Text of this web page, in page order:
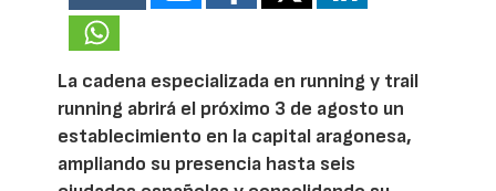
La cadena especializada en running y trail
running abrirá el próximo 3 de agosto un
establecimiento en la capital aragonesa,
ampliando su presencia hasta seis